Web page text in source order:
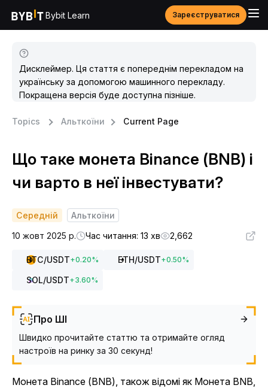
Bybit Learn Зареєструватися
Дисклеймер. Ця стаття є попереднім перекладом на
українську за допомогою машинного перекладу.
Покращена версія буде доступна пізніше.
Topics Альткоїни Current Page
Що таке монета Binance (BNB) і
чи варто в неї інвестувати?
Середній
Альткоїни
10 жовт 2025 р.
Час читання: 13 хв 2,662
BTC/USDT+0.20% ETH/USDT+0.50%
SOL/USDT+3.60%
Про ШІ
Швидко прочитайте статтю та отримайте огляд
настроїв на ринку за 30 секунд!
Монета Binance (BNB), також відомі як Монета BNB,